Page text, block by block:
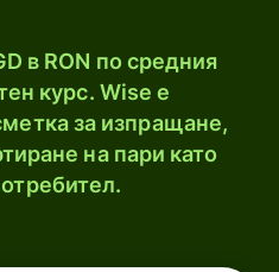
в RON по средния
курс. Wise е
за изпращане,
на пари като